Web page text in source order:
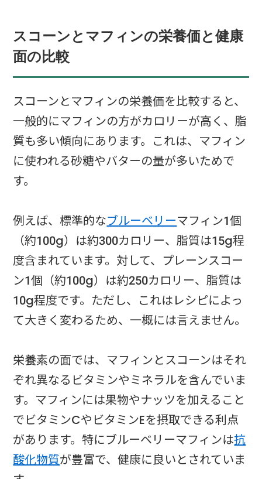
スコーンとマフィンの栄養価と健康
面の比較
スコーンとマフィンの栄養価を比較すると、
一般的にマフィンの方がカロリーが高く、脂
質も多い傾向にあります。これは、マフィン
に使われる砂糖やバターの量が多いためで
す。
例えば、標準的なブルーベリーマフィン1個
（約100g）は約300カロリー、脂質は15g程
度含まれています。対して、プレーンスコー
ン1個（約100g）は約250カロリー、脂質は
10g程度です。ただし、これはレシピによっ
て大きく変わるため、一概には言えません。
栄養素の面では、マフィンとスコーンはそれ
ぞれ異なるビタミンやミネラルを含んでいま
す。マフィンには果物やナッツを加えること
でビタミンCやビタミンEを摂取できる利点
があります。特にブルーベリーマフィンは抗
酸化物質が豊富で、健康に良いとされていま